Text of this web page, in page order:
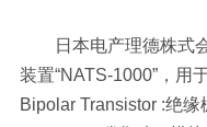
日本电产理德株式会
装置“NATS-1000”，用
Bipolar Transistor :绝